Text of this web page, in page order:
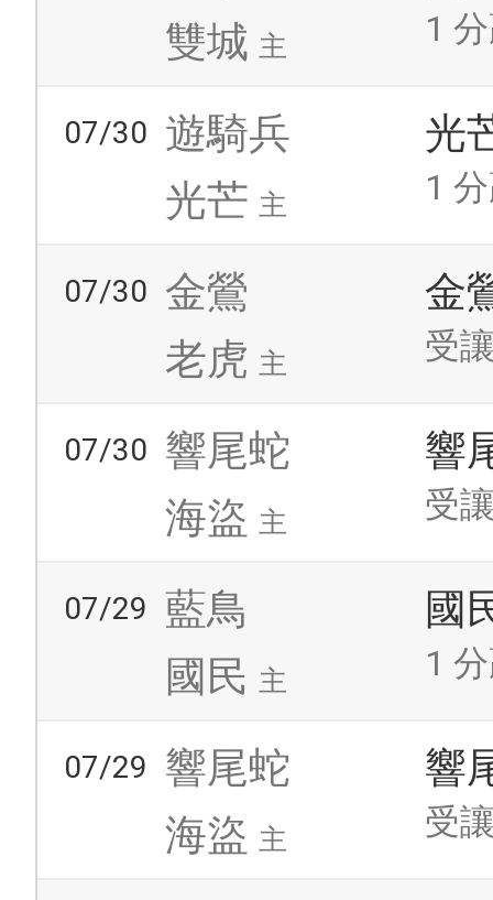
雙城 主 1
07/30 遊騎兵
光芒 主
光
1
07/30 金鶯
老虎 主
金
受
07/30 響尾蛇
海盜 主
響
受
07/29 藍鳥
國民 主
國
1
07/29 響尾蛇
海盜 主
響
受